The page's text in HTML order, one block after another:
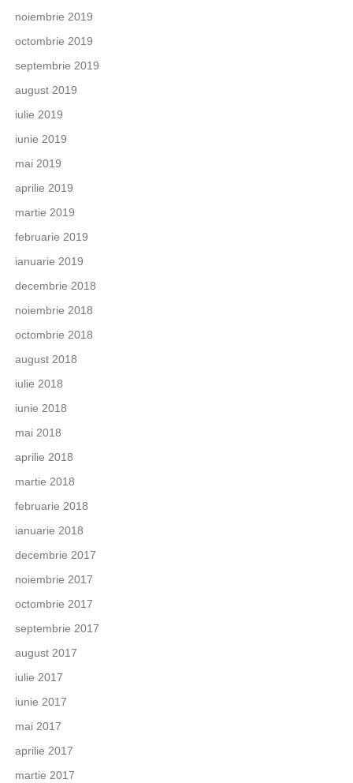
noiembrie 2019
octombrie 2019
septembrie 2019
august 2019
iulie 2019
iunie 2019
mai 2019
aprilie 2019
martie 2019
februarie 2019
ianuarie 2019
decembrie 2018
noiembrie 2018
octombrie 2018
august 2018
iulie 2018
iunie 2018
mai 2018
aprilie 2018
martie 2018
februarie 2018
ianuarie 2018
decembrie 2017
noiembrie 2017
octombrie 2017
septembrie 2017
august 2017
iulie 2017
iunie 2017
mai 2017
aprilie 2017
martie 2017